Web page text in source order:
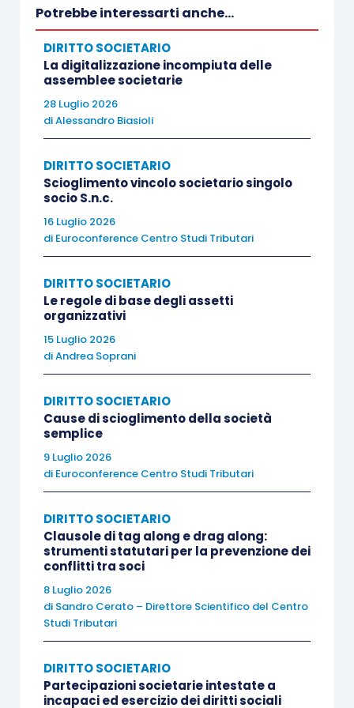
Contenuti e modalità di esercizio del diritto di
controllo
Quanto alla latitudine del diritto di controllo dei
soci non amministratori, dal dettato normativo
dell’articolo 2476, comma 2, cod. civ., è possibile
uno d’informazione
un altro di consultazione
Diritto d’informazione
L’ambito del diritto d’informazione, vista la
ricomprendere sia informazioni di carattere
generale sull’andamento dell’amministrazione
della società, sia informazioni riguardanti singoli
atti di amministrazione già intrapresi o da
[6]
ricompresi, a titolo esemplificativo, nel concetto
di “affari sociali”, le operazioni che riguardano:
gli impieghi dell’attivo patrimoniale;
i programmi di acquisizione e alienazione;
le relazioni commerciali;
le partecipazioni sociali;
le concessioni di prestiti;
Potrebbe interessarti anche...
DIRITTO SOCIETARIO
La digitalizzazione incompiuta delle
assemblee societarie
28 Luglio 2026
diAlessandro Biasioli
DIRITTO SOCIETARIO
Scioglimento vincolo societario singolo
socio S.n.c.
16 Luglio 2026
di Euroconference Centro Studi Tributari
DIRITTO SOCIETARIO
Le regole di base degli assetti
organizzativi
15 Luglio 2026
diAndrea Soprani
DIRITTO SOCIETARIO
Cause di scioglimento della società
semplice
9 Luglio 2026
di Euroconference Centro Studi Tributari
DIRITTO SOCIETARIO
Clausole di tag along e drag along:
strumenti statutari per la prevenzione dei
conflitti tra soci
8 Luglio 2026
di Sandro Cerato – Direttore Scientifico del Centro
Studi Tributari
DIRITTO SOCIETARIO
Partecipazioni societarie intestate a
incapaci ed esercizio dei diritti sociali